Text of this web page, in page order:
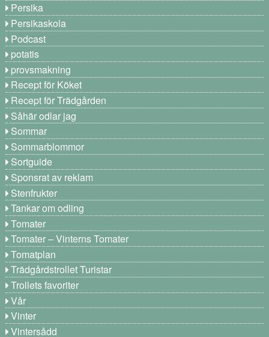
Persika
Persikaskola
Podcast
potatis
provsmakning
Recept för Köket
Recept för Trädgården
Såhär odlar jag
Sommar
Sommarblommor
Sortguide
Sponsrat av reklam
Stenfrukter
Tankar om odling
Tomater
Tomater – Vinterns Tomater
Tomatplan
Trädgårdstrollet Turistar
Trollets favoriter
Vår
Vinter
Vintersådd